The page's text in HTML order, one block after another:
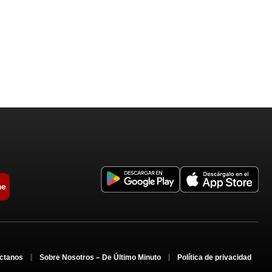
Sobre Nosotros – De Último Minuto Política de privacidad